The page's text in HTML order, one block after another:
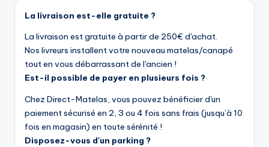
La livraison est-elle gratuite ?
La livraison est gratuite à partir de 250€ d'achat.
Nos livreurs installent votre nouveau matelas/canapé
tout en vous débarrassant de l'ancien !
Est-il possible de payer en plusieurs fois ?
Chez Direct-Matelas, vous pouvez bénéficier d'un
paiement sécurisé en 2, 3 ou 4 fois sans frais (jusqu’à 10
fois en magasin) en toute sérénité !
Disposez-vous d'un parking ?